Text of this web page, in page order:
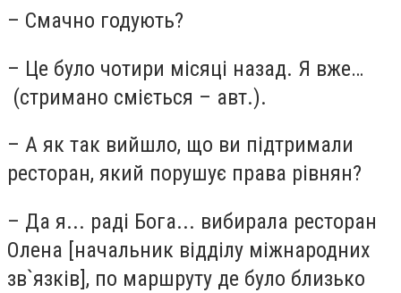
– Смачно годують?
– Це було чотири місяці назад. Я вже…
(стримано сміється – авт.).
– А як так вийшло, що ви підтримали
ресторан, який порушує права рівнян?
– Да я... раді Бога... вибирала ресторан
Олена [начальник відділу міжнародних
зв`язків], по маршруту де було близько